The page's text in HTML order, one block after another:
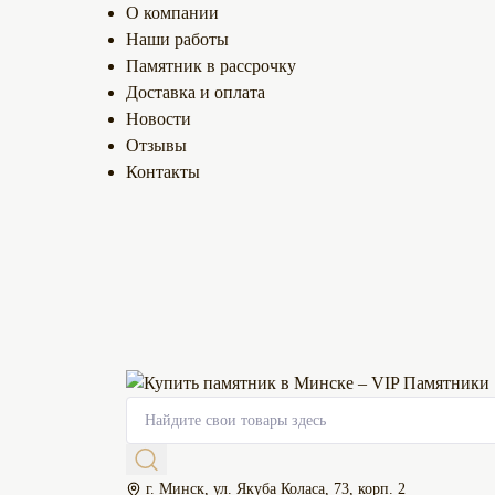
О компании
Наши работы
Памятник в рассрочку
Доставка и оплата
Новости
Отзывы
Контакты
г. Минск, ул. Якуба Коласа, 73, корп. 2